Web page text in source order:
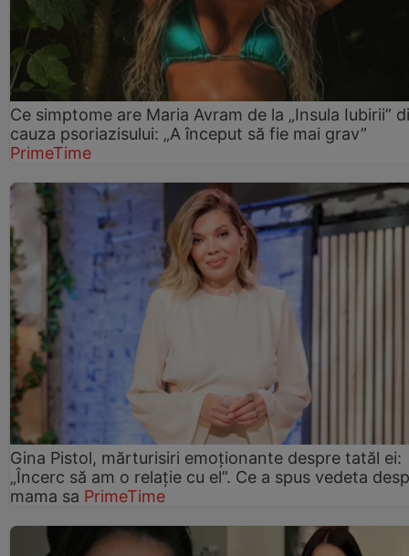
Ce simptome are Maria Avram de la „Insula Iubirii”
cauza psoriazisului: „A început să fie mai grav”
PrimeTime
Gina Pistol, mărturisiri emoționante despre tatăl ei:
„Încerc să am o relație cu el”. Ce a spus vedeta
mama sa PrimeTime